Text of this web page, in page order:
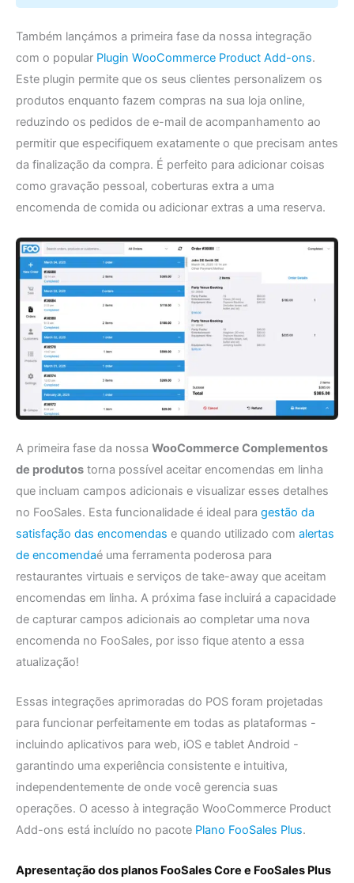
Também lançámos a primeira fase da nossa integração
com o popular Plugin WooCommerce Product Add-ons.
Este plugin permite que os seus clientes personalizem os
produtos enquanto fazem compras na sua loja online,
reduzindo os pedidos de e-mail de acompanhamento ao
permitir que especifiquem exatamente o que precisam antes
da finalização da compra. É perfeito para adicionar coisas
como gravação pessoal, coberturas extra a uma
encomenda de comida ou adicionar extras a uma reserva.
A primeira fase da nossa WooCommerce Complementos
de produtos torna possível aceitar encomendas em linha
que incluam campos adicionais e visualizar esses detalhes
no FooSales. Esta funcionalidade é ideal para gestão da
satisfação das encomendas e quando utilizado com alertas
de encomendaé uma ferramenta poderosa para
restaurantes virtuais e serviços de take-away que aceitam
encomendas em linha. A próxima fase incluirá a capacidade
de capturar campos adicionais ao completar uma nova
encomenda no FooSales, por isso fique atento a essa
atualização!
Essas integrações aprimoradas do POS foram projetadas
para funcionar perfeitamente em todas as plataformas -
incluindo aplicativos para web, iOS e tablet Android -
garantindo uma experiência consistente e intuitiva,
independentemente de onde você gerencia suas
operações. O acesso à integração WooCommerce Product
Add-ons está incluído no pacote Plano FooSales Plus.
Apresentação dos planos FooSales Core e FooSales Plus